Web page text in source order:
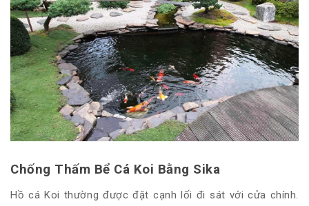
Chống Thấm Bể Cá Koi Bằng Sika
Hồ cá Koi thường được đặt cạnh lối đi sát với cửa chính.